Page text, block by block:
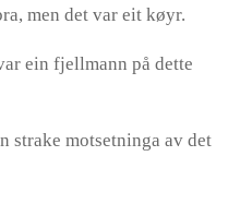
men det var eit køyr.
ein fjellmann på dette
strake motsetninga av det